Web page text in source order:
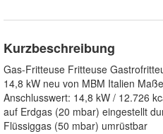
Kurzbeschreibung
Gas-Fritteuse Fritteuse
14,8 kW neu von MBM Italien
Anschlusswert: 14,8 kW / 12.726
auf Erdgas (20 mbar) eingestellt
Flüssiggas (50 mbar) umrüstbar